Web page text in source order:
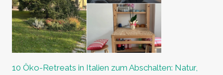
10 Öko-Retreats in Italien zum Abschalten: Natur,